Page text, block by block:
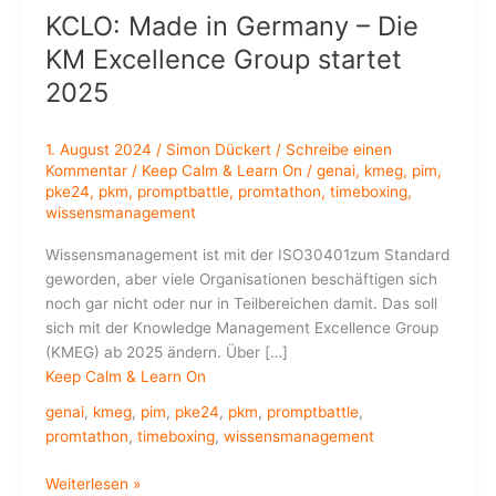
KCLO: Made in Germany – Die
KM Excellence Group startet
2025
1. August 2024 / Simon Dückert / Schreibe einen
Kommentar / Keep Calm & Learn On / genai, kmeg, pim,
pke24, pkm, promptbattle, promtathon, timeboxing,
wissensmanagement
Wissensmanagement ist mit der ISO30401zum Standard
geworden, aber viele Organisationen beschäftigen sich
noch gar nicht oder nur in Teilbereichen damit. Das soll
sich mit der Knowledge Management Excellence Group
(KMEG) ab 2025 ändern. Über […]
Keep Calm & Learn On
genai, kmeg, pim, pke24, pkm, promptbattle,
promtathon, timeboxing, wissensmanagement
KCLO:
Weiterlesen »